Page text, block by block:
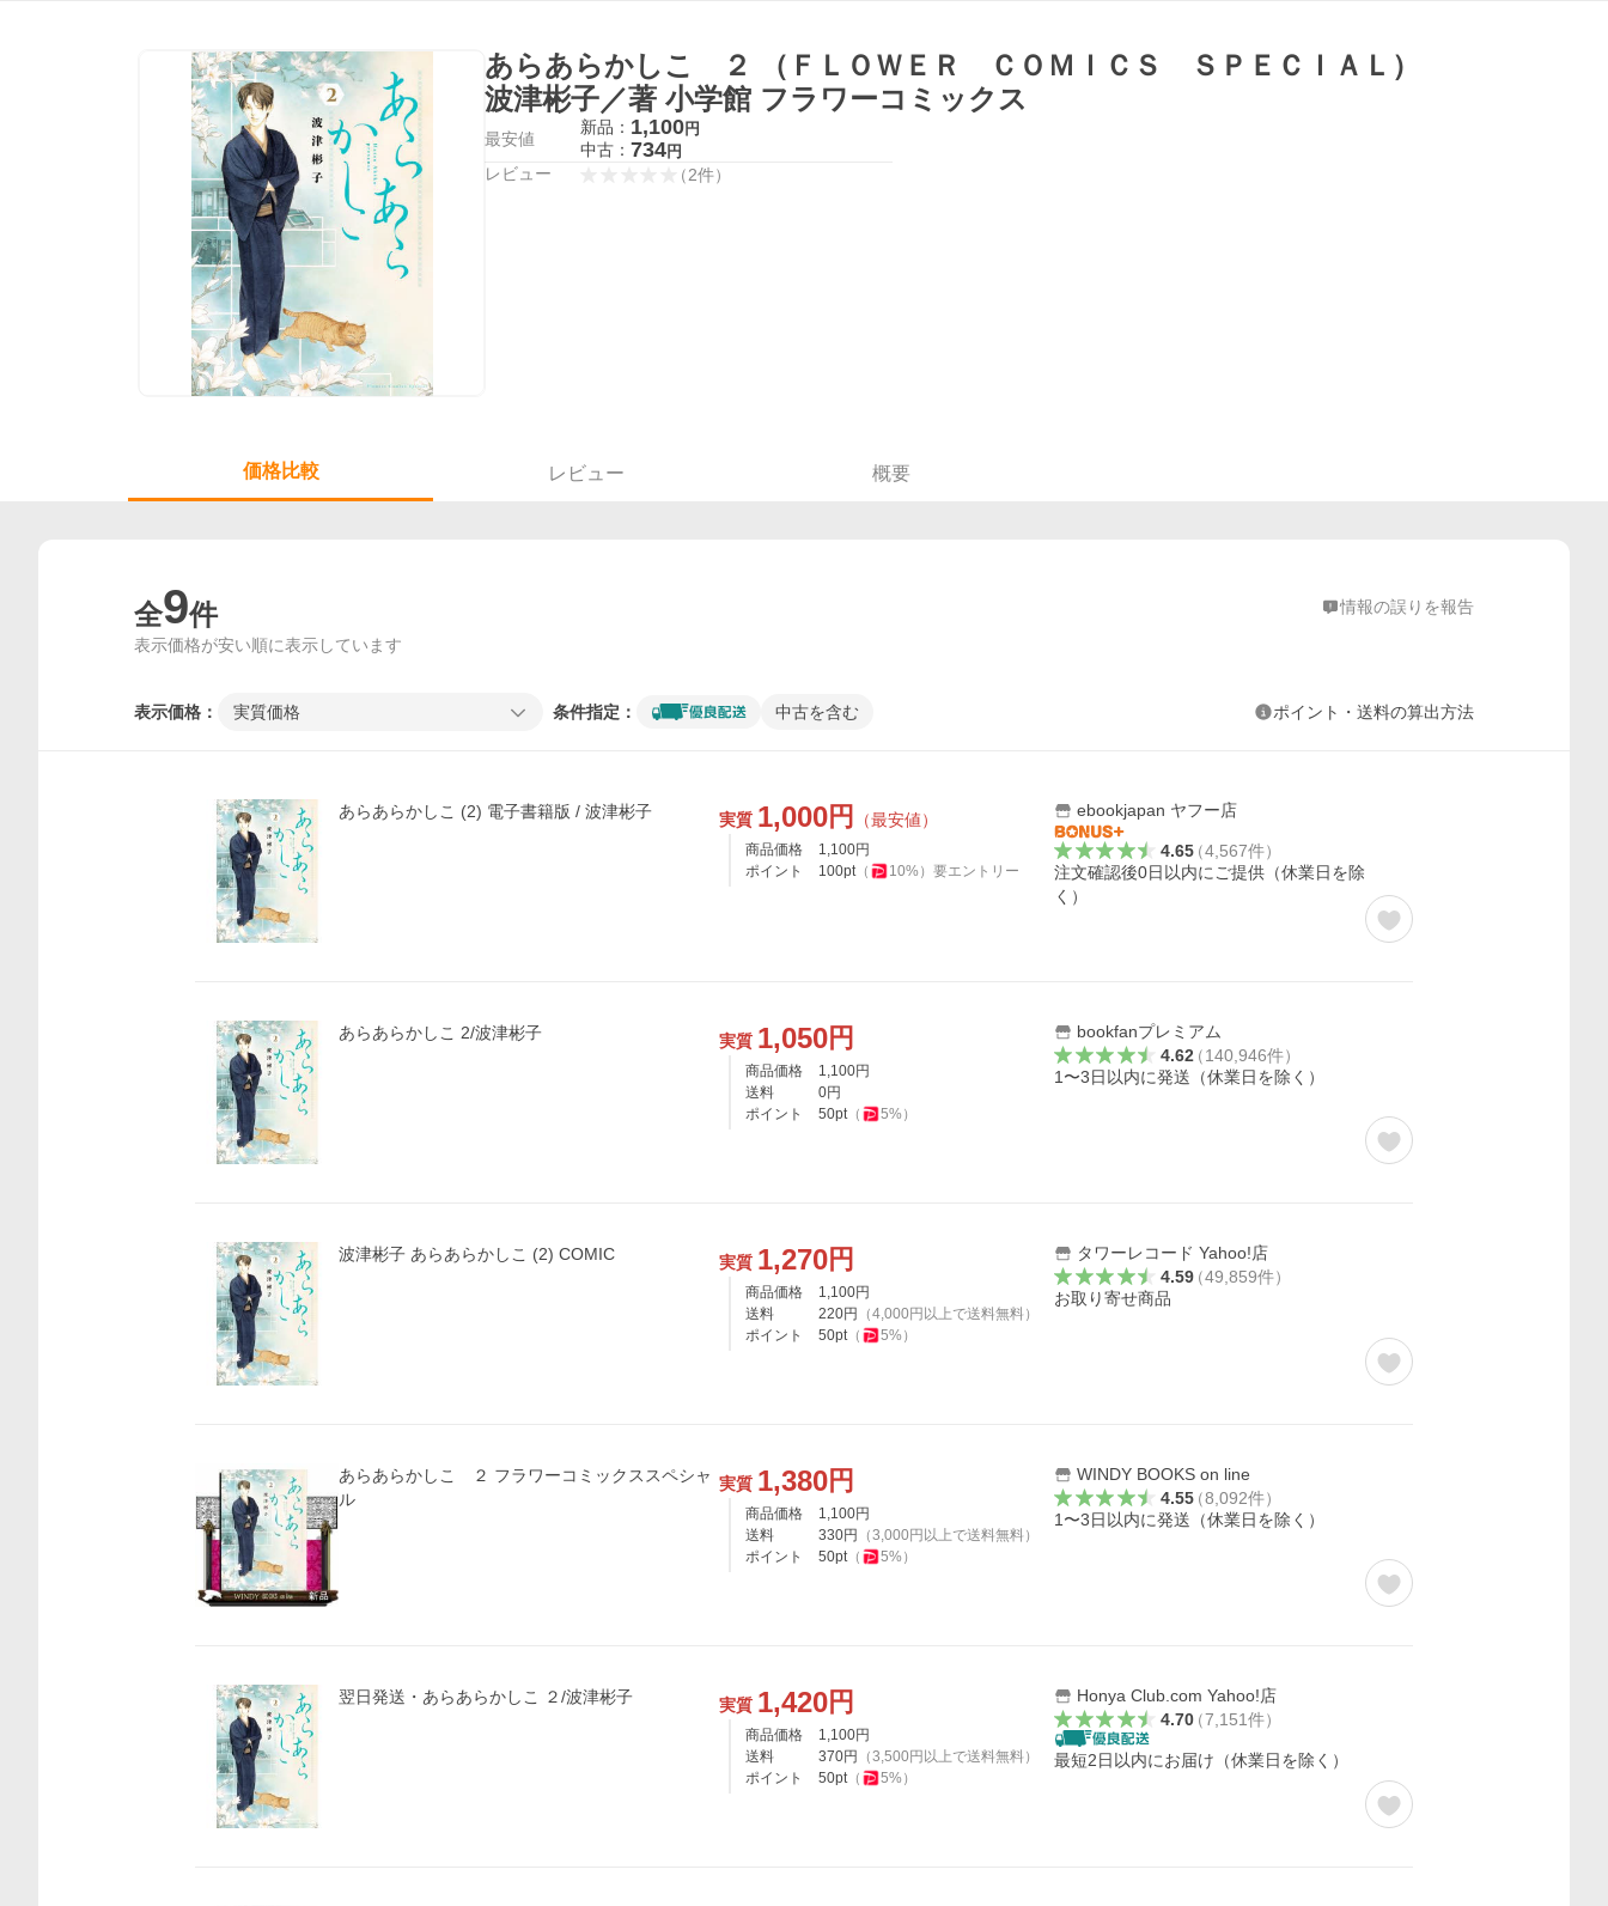
あらあらかしこ ２ （ＦＬＯＷＥＲ ＣＯＭＩＣＳ ＳＰＥＣＩＡＬ）
波津彬子／著 小学館 フラワーコミックス
最安値
新品： 1,100円
中古： 734円
レビュー （2件）
価格比較 レビュー 概要
全9件 情報の誤りを報告
表示価格が安い順に表示しています
表示価格： 実質価格 条件指定： 中古を含む ポイント・送料の算出方法
あらあらかしこ (2) 電子書籍版 / 波津彬子 実質 1,000円 （最安値）
商品価格 1,100円
ポイント
100pt（ 10%） 要エントリー
ebookjapan ヤフー店
4.65（4,567件）
注文確認後0日以内にご提供（休業日を除
く）
あらあらかしこ 2/波津彬子 実質 1,050円
商品価格 1,100円
送料
0円
ポイント
50pt（ 5%）
bookfanプレミアム
4.62（140,946件）
1〜3日以内に発送（休業日を除く）
波津彬子 あらあらかしこ (2) COMIC 実質 1,270円
商品価格 1,100円
送料
220円 （4,000 円以上で送料無料）
ポイント
50pt（ 5%）
タワーレコード Yahoo!店
4.59（49,859件）
お取り寄せ商品
あらあらかしこ ２ フラワーコミックススペシャ
ル
実質 1,380円
商品価格 1,100円
送料
330円 （3,000 円以上で送料無料）
ポイント
50pt（ 5%）
WINDY BOOKS on line
4.55（8,092件）
1〜3日以内に発送（休業日を除く）
翌日発送・あらあらかしこ ２/波津彬子 実質 1,420円
商品価格 1,100円
送料
370円 （3,500 円以上で送料無料）
ポイント
50pt（ 5%）
Honya Club.com Yahoo!店
4.70（7,151件）
最短2日以内にお届け（休業日を除く）